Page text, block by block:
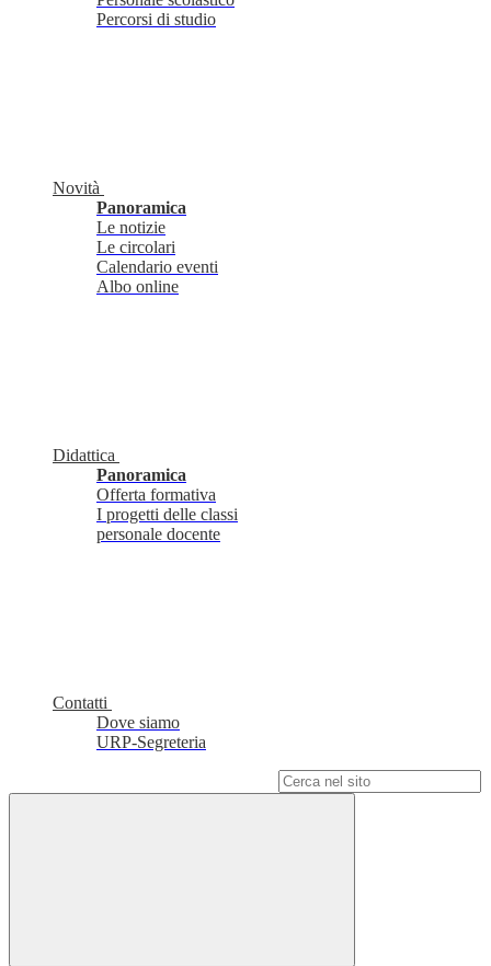
Percorsi di studio
Novità
Panoramica
Le notizie
Le circolari
Calendario eventi
Albo online
Didattica
Panoramica
Offerta formativa
I progetti delle classi
personale docente
Contatti
Dove siamo
URP-Segreteria